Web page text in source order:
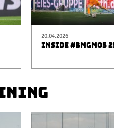
20.04.2026
INSIDE #BMGM05